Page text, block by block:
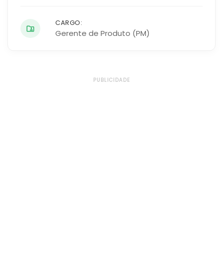
CARGO:
Gerente de Produto (PM)
PUBLICIDADE